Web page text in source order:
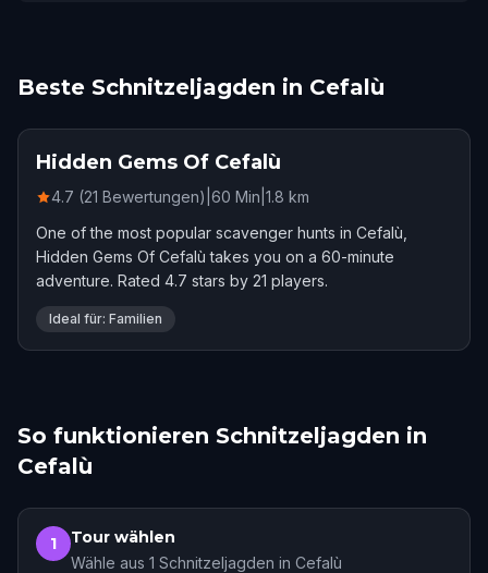
Beste Schnitzeljagden in Cefalù
Hidden Gems Of Cefalù
4.7 (21 Bewertungen) 60 Min 1.8 km
One of the most popular scavenger hunts in Cefalù,
Hidden Gems Of Cefalù takes you on a 60-minute
adventure. Rated 4.7 stars by 21 players.
Ideal für: Familien
So funktionieren Schnitzeljagden in
Cefalù
1 Tour wählen
Wähle aus 1 Schnitzeljagden in Cefalù